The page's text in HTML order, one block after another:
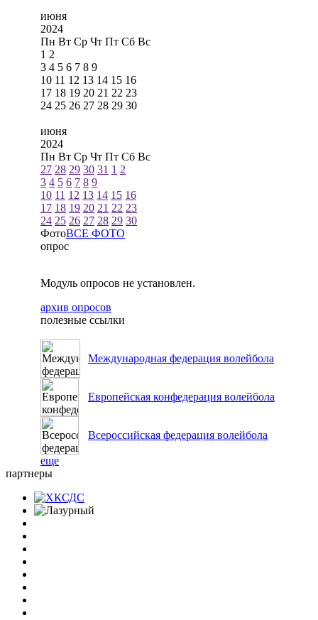
июня
2024
Пн Вт Ср Чт Пт Сб Вс
1 2
3 4 5 6 7 8 9
10 11 12 13 14 15 16
17 18 19 20 21 22 23
24 25 26 27 28 29 30
июня
2024
Пн Вт Ср Чт Пт Сб Вс
27 28 29 30 31 1 2
3 4 5 6 7 8 9
10 11 12 13 14 15 16
17 18 19 20 21 22 23
24 25 26 27 28 29 30
ФотоВСЕ ФОТО
опрос
Модуль опросов не установлен.
архив опросов
полезные ссылки
Международная федерация волейбола
Европейская конфедерация волейбола
Всероссийская федерация волейбола
еще
партнеры